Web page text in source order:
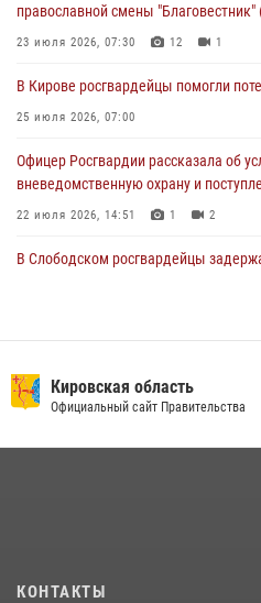
В Кирове росгвардейцы задержали
поддельной купюры
православной смены "Благовестник"
23 июля 2026, 07:30 12 1
В Кирове росгвардейцы помогли
25 июля 2026, 07:00
Офицер Росгвардии рассказала об
вневедомственную охрану и
22 июля 2026, 14:51 1 2
В Слободском росгвардейцы
находящегося в розыске
24 июля 2026, 09:01
Кировская область
Официальный сайт Правительства
КОНТАКТЫ